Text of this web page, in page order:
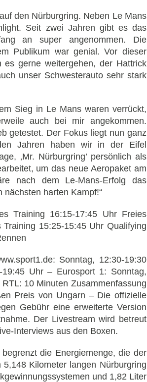
den Nürburgring. Neben Le Mans
Seit zwei Jahren gibt es das
an super angenommen. Die
Publikum war genial. Vor dieser
gerne weitergehen, der Hattrick
unser Schwesterauto sehr stark
Sieg in Le Mans waren verrückt,
auch bei mir angekommen.
getestet. Der Fokus liegt nun ganz
Jahren haben wir in der Eifel
‚Mr. Nürburgring’ persönlich als
um das neue Aeropaket am
nach dem Le-Mans-Erfolg das
harten Kampf!“
Training 16:15-17:45 Uhr Freies
15:25-15:45 Uhr Qualifying
Sonntag, 12:30-19:30
Uhr – Eurosport 1: Sonntag,
10 Minuten Zusammenfassung
Preis von Ungarn – Die offizielle
Gebühr eine erweiterte Version
Der Livestream wird betreut
Interviews aus den Boxen.
die Energiemenge, die der
Kilometer langen Nürburgring
und 1,82 Liter